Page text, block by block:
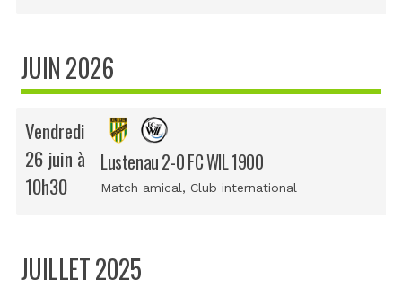
JUIN 2026
Vendredi
26 juin à
10h30
Lustenau 2-0 FC WIL 1900
Match amical, Club international
JUILLET 2025